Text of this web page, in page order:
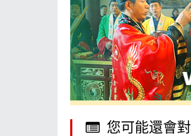
您可能還會